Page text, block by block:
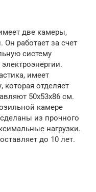
две камеры,
работает за счет
систему
имеет
которая отделяет
50х53х86 см.
камере
из прочного
нагрузки.
до 10 лет.